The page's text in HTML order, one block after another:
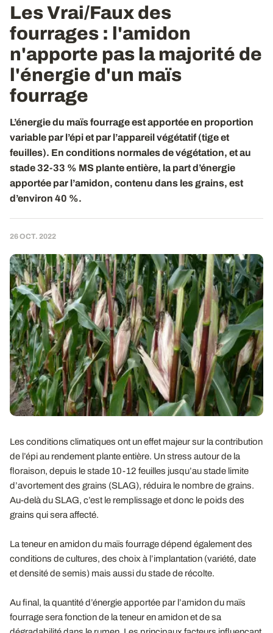
Les Vrai/Faux des
fourrages : l'amidon
n'apporte pas la majorité de
l'énergie d'un maïs
fourrage
L’énergie du maïs fourrage est apportée en proportion
variable par l’épi et par l’appareil végétatif (tige et
feuilles). En conditions normales de végétation, et au
stade 32-33 % MS plante entière, la part d’énergie
apportée par l’amidon, contenu dans les grains, est
d’environ 40 %.
26 OCT. 2022
Les conditions climatiques ont un effet majeur sur la contribution
de l’épi au rendement plante entière. Un stress autour de la
floraison, depuis le stade 10-12 feuilles jusqu’au stade limite
d’avortement des grains (SLAG), réduira le nombre de grains.
Au-delà du SLAG, c’est le remplissage et donc le poids des
grains qui sera affecté.
La teneur en amidon du maïs fourrage dépend également des
conditions de cultures, des choix à l’implantation (variété, date
et densité de semis) mais aussi du stade de récolte.
Au final, la quantité d’énergie apportée par l’amidon du maïs
fourrage sera fonction de la teneur en amidon et de sa